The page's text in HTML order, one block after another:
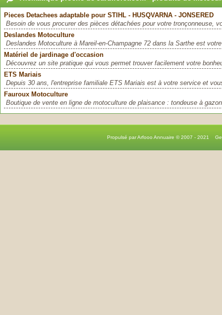
Pieces Detachees adaptable pour STIHL - HUSQVARNA - JONSERED
Besoin de vous procurer des pièces détachées pour votre tronçonneuse,
Deslandes Motoculture
Deslandes Motoculture à Mareil-en-Champagne 72 dans la Sarthe est
Matériel de jardinage d'occasion
Découvrez un site pratique qui vous permet trouver facilement votre
ETS Mariais
Depuis 30 ans, l'entreprise familiale ETS Mariais est à votre service et
Fauroux Motoculture
Boutique de vente en ligne de motoculture de plaisance : tondeuse à
Propulsé par Arfooo Annuaire © 2007 - 2021